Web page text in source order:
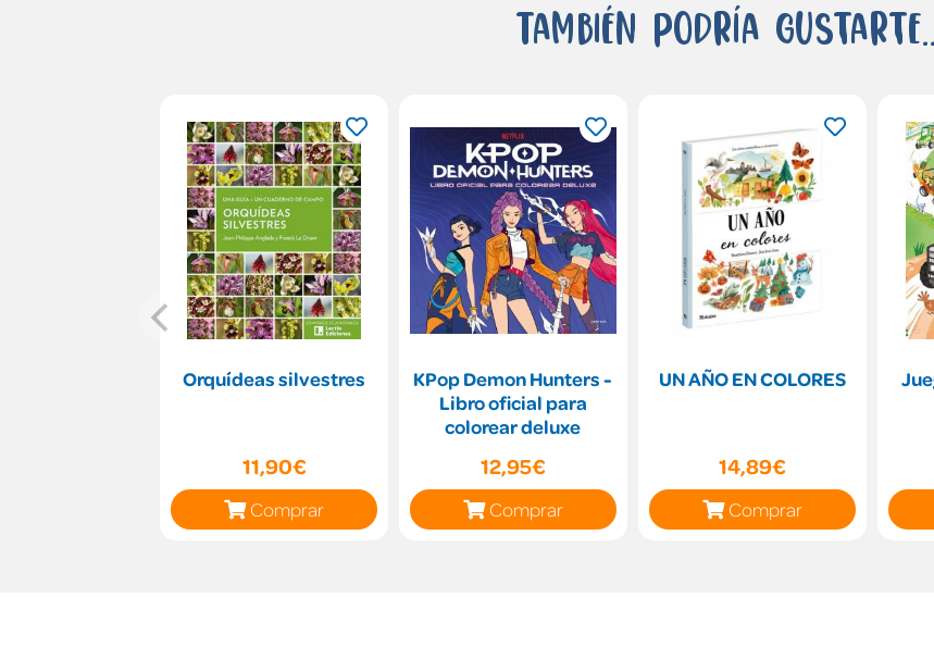
También podría gustarte...
Orquídeas silvestres
11,90€
Comprar
KPop Demon Hunters -
Libro oficial para
colorear deluxe
12,95€
Comprar
UN AÑO EN COLORES
14,89€
Comprar